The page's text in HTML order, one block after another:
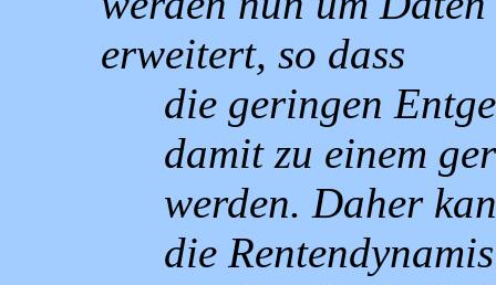
erweitert, so dass
die geringen
damit zu einem
werden. Daher
die